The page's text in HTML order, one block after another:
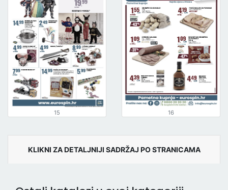
15 16
KLIKNI ZA DETALJNIJI SADRŽAJ PO STRANICAMA